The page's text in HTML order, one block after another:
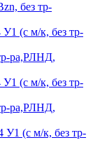
без тр-
ра,РЛНД,
ра,РЛНД,